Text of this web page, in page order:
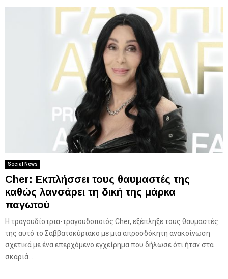
Social News
Cher: Εκπλήσσει τους θαυμαστές της
καθώς λανσάρει τη δική της μάρκα
παγωτού
Η τραγουδίστρια-τραγουδοποιός Cher, εξέπληξε τους θαυμαστές
της αυτό το Σαββατοκύριακο με μια απροσδόκητη ανακοίνωση
σχετικά με ένα επερχόμενο εγχείρημα που δήλωσε ότι ήταν στα
σκαριά...